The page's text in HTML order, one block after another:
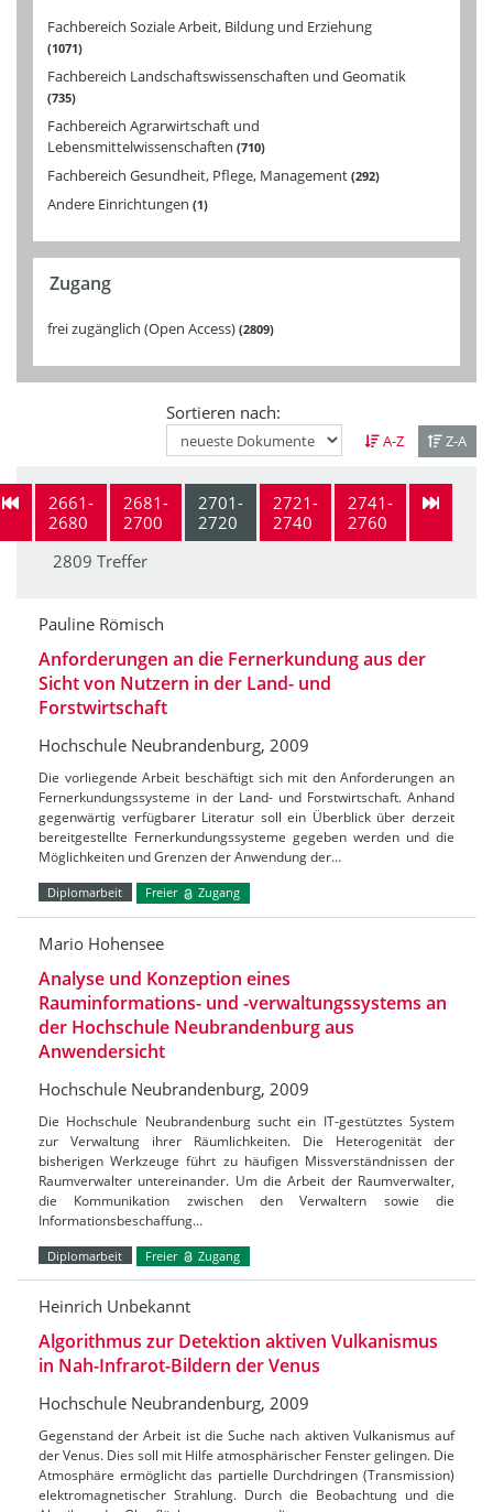
Fachbereich Soziale Arbeit, Bildung und Erziehung
1071
Fachbereich Landschaftswissenschaften und Geomatik
735
Fachbereich Agrarwirtschaft und
Lebensmittelwissenschaften 710
Fachbereich Gesundheit, Pflege, Management 292
Andere Einrichtungen 1
Zugang
frei zugänglich (Open Access) 2809
Sortieren nach:
A-Z Z-A
2661-
2680
2681-
2700
2701-
2720
2721-
2740
2741-
2760
2809 Treffer
Pauline Römisch
Anforderungen an die Fernerkundung aus der
Sicht von Nutzern in der Land- und
Forstwirtschaft
Hochschule Neubrandenburg, 2009
Die vorliegende Arbeit beschäftigt sich mit den Anforderungen an
Fernerkundungssysteme in der Land- und Forstwirtschaft. Anhand
gegenwärtig verfügbarer Literatur soll ein Überblick über derzeit
bereitgestellte Fernerkundungssysteme gegeben werden und die
Möglichkeiten und Grenzen der Anwendung der…
Diplomarbeit Freier Zugang
Mario Hohensee
Analyse und Konzeption eines
Rauminformations- und -verwaltungssystems an
der Hochschule Neubrandenburg aus
Anwendersicht
Hochschule Neubrandenburg, 2009
Die Hochschule Neubrandenburg sucht ein IT-gestütztes System
zur Verwaltung ihrer Räumlichkeiten. Die Heterogenität der
bisherigen Werkzeuge führt zu häufigen Missverständnissen der
Raumverwalter untereinander. Um die Arbeit der Raumverwalter,
die Kommunikation zwischen den Verwaltern sowie die
Informationsbeschaffung…
Diplomarbeit Freier Zugang
Heinrich Unbekannt
Algorithmus zur Detektion aktiven Vulkanismus
in Nah-Infrarot-Bildern der Venus
Hochschule Neubrandenburg, 2009
Gegenstand der Arbeit ist die Suche nach aktiven Vulkanismus auf
der Venus. Dies soll mit Hilfe atmosphärischer Fenster gelingen. Die
Atmosphäre ermöglicht das partielle Durchdringen (Transmission)
elektromagnetischer Strahlung. Durch die Beobachtung und die